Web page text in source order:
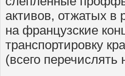
активов, отжатых в
на французские
транспортировку
(всего